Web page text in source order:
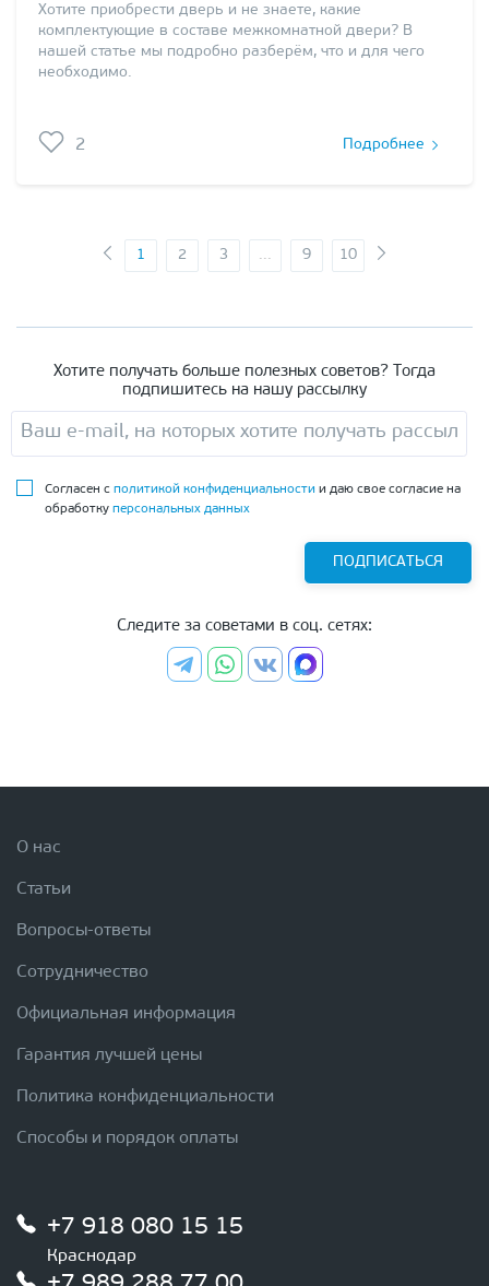
Хотите приобрести дверь и не знаете, какие
комплектующие в составе межкомнатной двери? В
нашей статье мы подробно разберём, что и для чего
необходимо.
2 Подробнее
1 2 3 ... 9 10
Хотите получать больше полезных советов? Тогда
подпишитесь на нашу рассылку
Согласен с политикой конфиденциальности и даю свое согласие на
обработку персональных данных
ПОДПИСАТЬСЯ
Следите за советами в соц. сетях:
О нас
Статьи
Вопросы-ответы
Сотрудничество
Официальная информация
Гарантия лучшей цены
Политика конфиденциальности
Способы и порядок оплаты
+7 918 080 15 15
Краснодар